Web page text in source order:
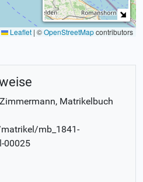
Leaflet | ©OpenStreetMapcontributors
, Matrikelbuch
mb_1841-
00025